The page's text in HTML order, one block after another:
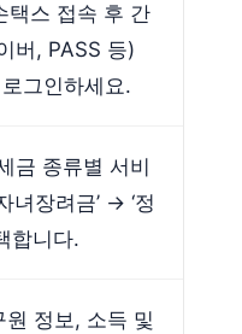
스 접속 후 간
버, PASS 등)
그인하세요.
금 종류별 서비
녀장려금’ → ‘정
합니다.
정보, 소득 및